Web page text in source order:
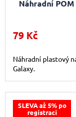
Náhradní
79 Kč
Náhradní plastový
Galaxy.
SLEVA až 5% po
registraci